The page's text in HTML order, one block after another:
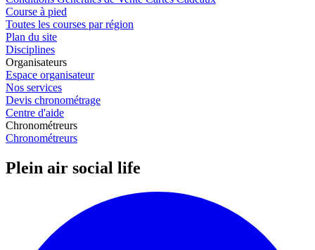
Course à pied
Toutes les courses par région
Plan du site
Disciplines
Organisateurs
Espace organisateur
Nos services
Devis chronométrage
Centre d'aide
Chronométreurs
Chronométreurs
Plein air social life